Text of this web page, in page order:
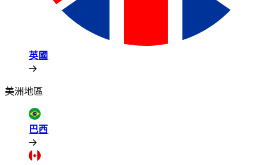
英國​​
美洲地區​​
巴西​​